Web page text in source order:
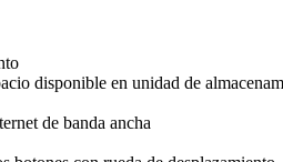
disponible en unidad de
de banda ancha